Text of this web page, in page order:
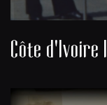
Côte d'Ivoire I